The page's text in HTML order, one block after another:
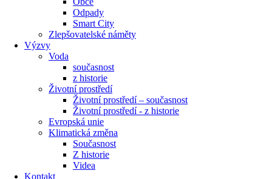
Odpady
Smart City
Zlepšovatelské náměty
Výzvy
Voda
současnost
z historie
Životní prostředí
Životní prostředí – současnost
Životní prostředí ​- z historie
Evropská unie
Klimatická změna
Současnost
Z historie
Videa
Kontakt